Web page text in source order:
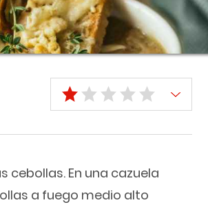
En una cazuela
a fuego medio alto